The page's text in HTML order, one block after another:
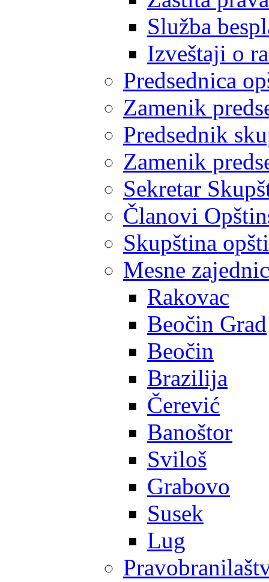
Služba
Izveštaji o
Predsednica
Zamenik
Predsednik
Zamenik
Sekretar
Članovi
Skupština
Mesne
Rakovac
Beočin Grad
Beočin
Brazilija
Čerević
Banoštor
Sviloš
Grabovo
Susek
Lug